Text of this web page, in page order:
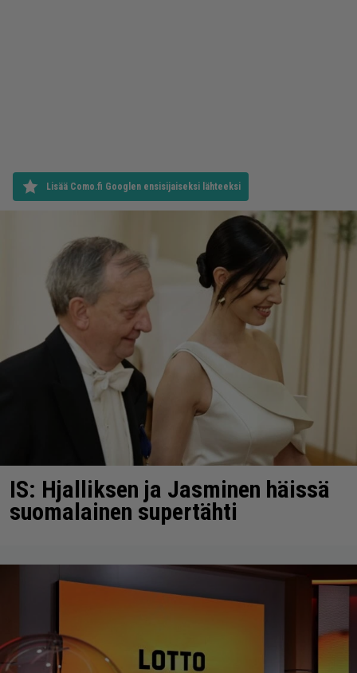
Lisää Como.fi Googlen ensisijaiseksi lähteeksi
IS: Hjalliksen ja Jasminen häissä
suomalainen supertähti